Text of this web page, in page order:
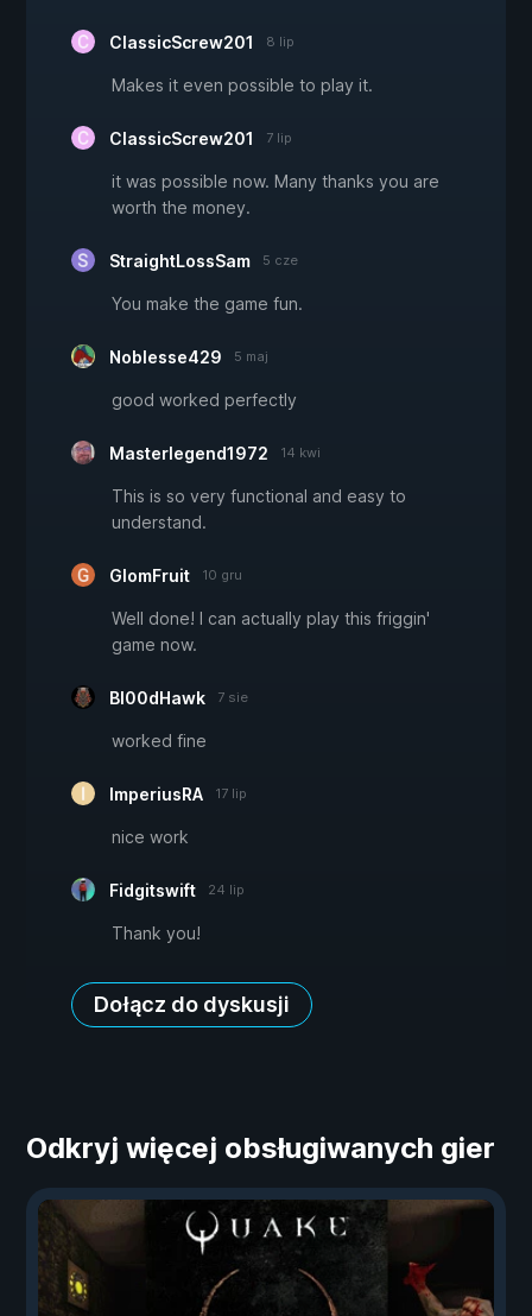
ClassicScrew201 8 lip
Makes it even possible to play it.
ClassicScrew201 7 lip
it was possible now. Many thanks you are
worth the money.
StraightLossSam 5 cze
You make the game fun.
Noblesse429 5 maj
good worked perfectly
Masterlegend1972 14 kwi
This is so very functional and easy to
understand.
GlomFruit 10 gru
Well done! I can actually play this friggin'
game now.
Bl00dHawk 7 sie
worked fine
ImperiusRA 17 lip
nice work
Fidgitswift 24 lip
Thank you!
Dołącz do dyskusji
Odkryj więcej obsługiwanych gier